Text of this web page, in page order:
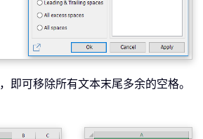
，即可移除所有文本末尾多余的空格。